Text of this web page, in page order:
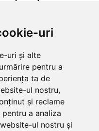
uri
uri și alte
pentru a
ta de
ul nostru,
și reclame
a analiza
ul nostru și
snowboard
Rome SDS
& longboard
Skateboards
aleg rolele
aleg ochelarii